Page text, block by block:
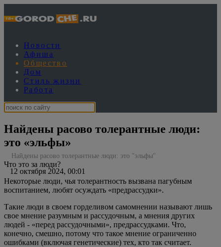
Новости
Афиша
Общество
Дом
Стиль жизни
Работа
Найдены расово толерантные люди:
это «эльфы»
Найдены расово толерантные люди: это "эльфы"
12 октября 2024, 00:01
Что это за люди?
Некоторые люди, чья толерантность вызвана пагубным
воспитанием, любят осуждать «предрассудки».
Такие люди в своем горделивом самомнении называют лишь
свое мнение разумным и рассудочным, а мнения других
людей - «перед рассудочными», предрассудками. Что,
конечно, смешно, потому что такое мнение ограниченно
ошибками (включая генетические) тех, кто так считает.